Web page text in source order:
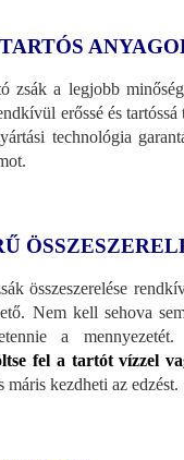
zsák a legjobb
erőssé és
technológia
összeszerelése
Nem kell sehova
a mennyezetét.
fel a tartót vízzel
máris kezdheti az edzést.